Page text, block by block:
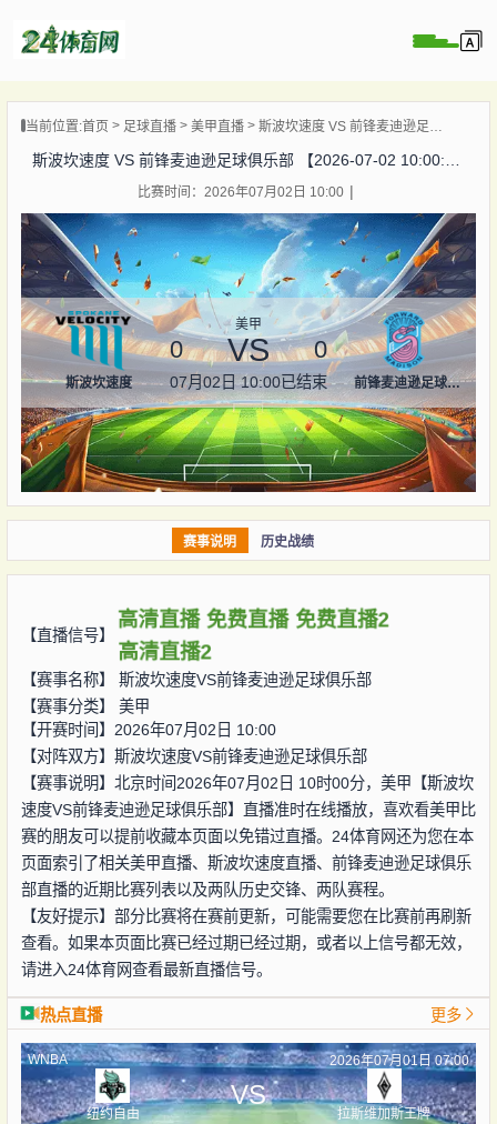
播
像
播
播
当前位置:首页 足球直播 美甲直播 斯波坎速度 VS 前锋麦迪逊足球俱乐部 【2026-07-02 10:00:00】
斯波坎速度 VS 前锋麦迪逊足球俱乐部 【2026-07-02 10:00:00】
比赛时间：2026年07月02日 10:00
斯波坎速度
美甲
0 VS 0
07月02日 10:00已结束 前锋麦迪逊足球俱乐部
赛事说明 历史战绩
【直播信号】
高清直播 免费直播 免费直播2
高清直播2
【赛事名称】 斯波坎速度VS前锋麦迪逊足球俱乐部
【赛事分类】 美甲
【开赛时间】2026年07月02日 10:00
【对阵双方】 斯波坎速度VS前锋麦迪逊足球俱乐部
【赛事说明】北京时间2026年07月02日 10时00分，美甲【斯波坎
速度VS前锋麦迪逊足球俱乐部】直播准时在线播放，喜欢看美甲比
赛的朋友可以提前收藏本页面以免错过直播。24体育网还为您在本
页面索引了相关美甲直播、斯波坎速度直播、前锋麦迪逊足球俱乐
部直播的近期比赛列表以及两队历史交锋、两队赛程。
【友好提示】部分比赛将在赛前更新，可能需要您在比赛前再刷新
查看。如果本页面比赛已经过期已经过期，或者以上信号都无效，
请进入24体育网查看最新直播信号。
热点直播 更多
WNBA 2026年07月01日 07:00
纽约自由
VS
拉斯维加斯王牌